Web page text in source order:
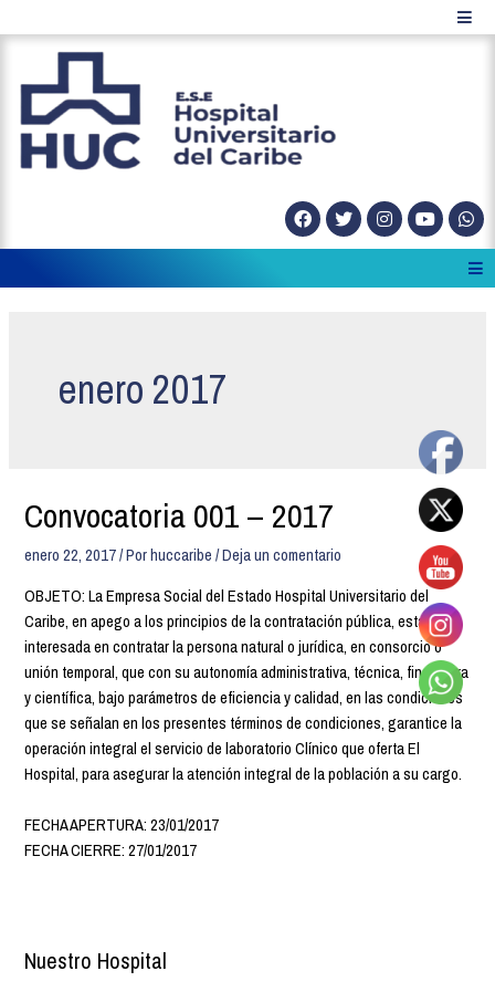
enero 2017
Convocatoria 001 – 2017
enero 22, 2017/ Porhuccaribe /Deja un comentario
OBJETO: La Empresa Social del Estado Hospital Universitario del
Caribe, en apego a los principios de la contratación pública, está
interesada en contratar la persona natural o jurídica, en consorcio o
unión temporal, que con su autonomía administrativa, técnica, financiera
y científica, bajo parámetros de eficiencia y calidad, en las condiciones
que se señalan en los presentes términos de condiciones, garantice la
operación integral el servicio de laboratorio Clínico que oferta El
Hospital, para asegurar la atención integral de la población a su cargo.
FECHA APERTURA: 23/01/2017
FECHA CIERRE: 27/01/2017
Nuestro Hospital